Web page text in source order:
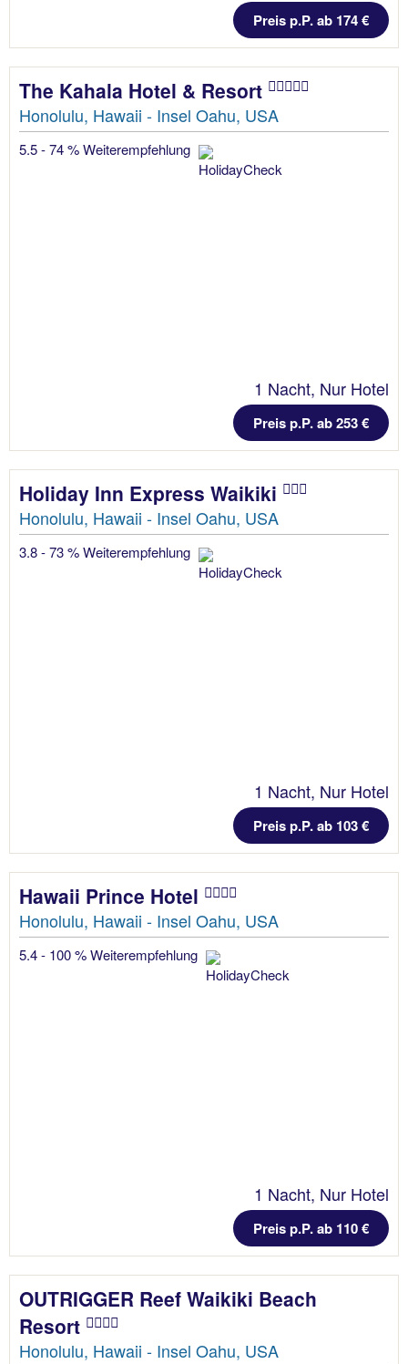
Preis p.P. ab 174 €
The Kahala Hotel & Resort
Honolulu, Hawaii - Insel Oahu, USA
5.5 - 74 % Weiterempfehlung
1 Nacht, Nur Hotel
Preis p.P. ab 253 €
Holiday Inn Express Waikiki
Honolulu, Hawaii - Insel Oahu, USA
3.8 - 73 % Weiterempfehlung
1 Nacht, Nur Hotel
Preis p.P. ab 103 €
Hawaii Prince Hotel
Honolulu, Hawaii - Insel Oahu, USA
5.4 - 100 % Weiterempfehlung
1 Nacht, Nur Hotel
Preis p.P. ab 110 €
OUTRIGGER Reef Waikiki Beach
Resort
Honolulu, Hawaii - Insel Oahu, USA